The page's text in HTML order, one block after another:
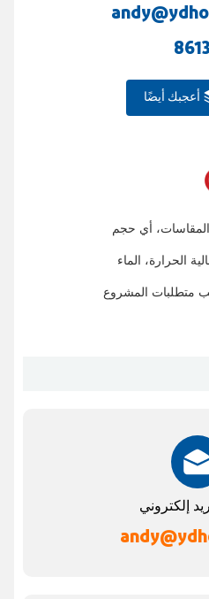
أعجبك أيضًا
أي حجم
الحرارة، الماء
متطلبات المشروع
إلكتروني